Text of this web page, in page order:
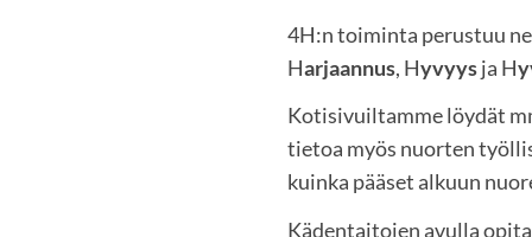
4H:n toiminta perustuu
Harjaannus, Hyvyysja H
Kotisivuiltamme löydät
tietoa myös nuorten
kuinka pääset alkuun
Kädentaitojen avulla